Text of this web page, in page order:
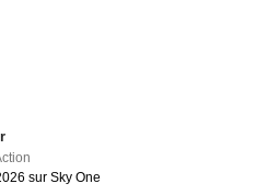
sur Sky One